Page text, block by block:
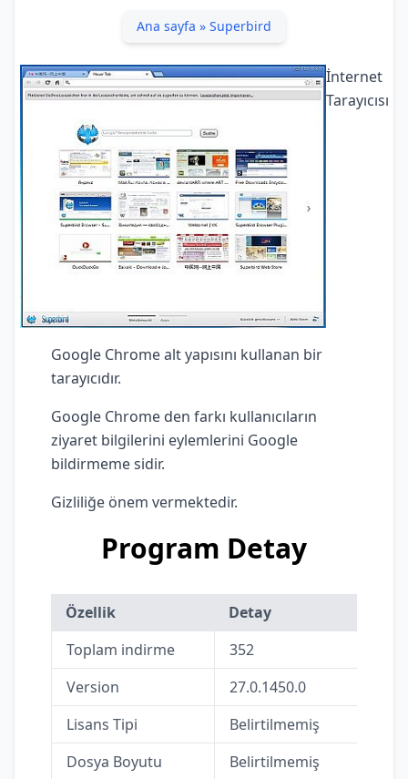
Ana sayfa » Superbird
İnternet
Tarayıcısı
Google Chrome alt yapısını kullanan bir
tarayıcıdır.
Google Chrome den farkı kullanıcıların
ziyaret bilgilerini eylemlerini Google
bildirmeme sidir.
Gizliliğe önem vermektedir.
Program Detay
Özellik
Detay
Toplam indirme
352
Version
27.0.1450.0
Lisans Tipi
Belirtilmemiş
Dosya Boyutu
Belirtilmemiş